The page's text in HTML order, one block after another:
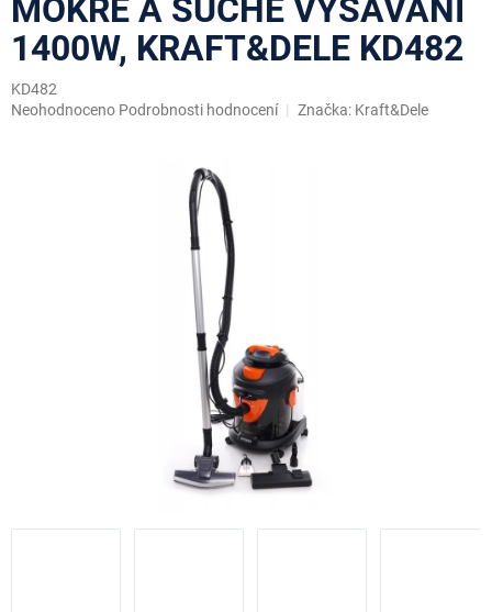
MOKRÉ A SUCHÉ VYSÁVÁNÍ
1400W, KRAFT&DELE KD482
KD482
Průměrné
Neohodnoceno Podrobnosti hodnocení Značka: Kraft&Dele